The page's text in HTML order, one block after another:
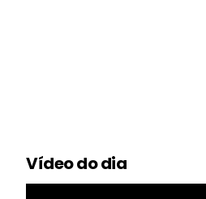
Vídeo do dia